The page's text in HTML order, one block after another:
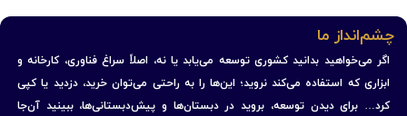
چشم‌انداز ما
اگر می‌خواهید بدانید کشوری توسعه می‌یابد یا نه، اصلاً سراغ فناوری، کارخانه و
ابزاری که استفاده می‌کند نروید؛ این‌ها را به راحتی می‌توان خرید، دزدید یا کپی
کرد… برای دیدن توسعه، بروید در دبستان‌ها و پیش‌دبستانی‌ها، ببینید آن‌جا